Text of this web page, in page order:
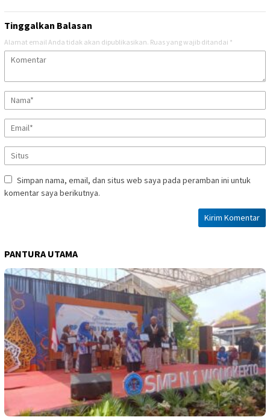
Tinggalkan Balasan
Alamat email Anda tidak akan dipublikasikan. Ruas yang wajib ditandai *
Simpan nama, email, dan situs web saya pada peramban ini untuk
komentar saya berikutnya.
PANTURA UTAMA